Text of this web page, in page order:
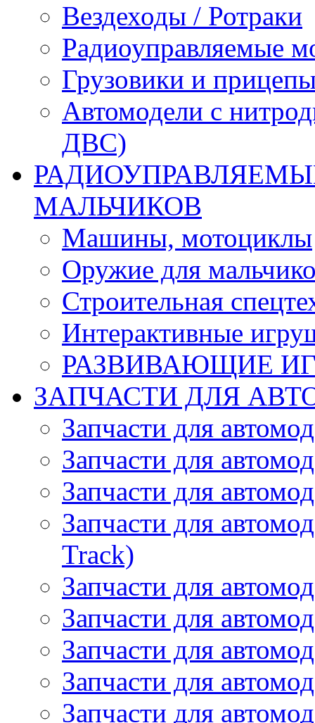
Вездеходы / Ротраки
Радиоуправляемые
Грузовики и
Автомодели с
ДВС)
МАЛЬЧИКОВ
Машины, мотоциклы
Оружие для
Строительная
Интерактивные
РАЗВИВАЮЩИЕ
ЗАПЧАСТИ ДЛЯ
Запчасти для
Запчасти для
Запчасти для
Запчасти для
Track)
Запчасти для
Запчасти для
Запчасти для
Запчасти для
Запчасти для